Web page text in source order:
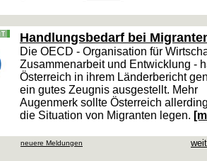
Handlungsbedarf bei
Die OECD - Organisation für
Zusammenarbeit und Entwicklung -
Österreich in ihrem Länderbericht
ein gutes Zeugnis ausgestellt. Mehr
Augenmerk sollte Österreich
die Situation von Migranten legen.
neuere Meldungen